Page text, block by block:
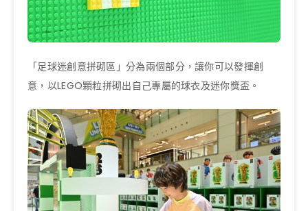
「足球迷創意拼砌區」分為兩個部分，讓你可以發揮創
意，以LEGO顆粒拼砌出自己專屬的球衣及迷你獎盃。